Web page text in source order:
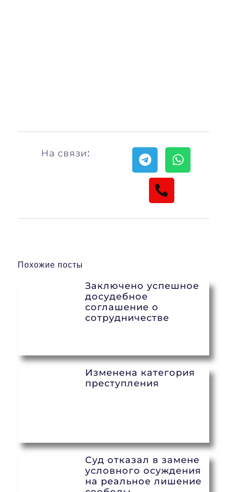
На связи:
Похожие посты
Заключено успешное
досудебное
соглашение о
сотрудничестве
Изменена категория
преступления
Суд отказал в замене
условного осуждения
на реальное лишение